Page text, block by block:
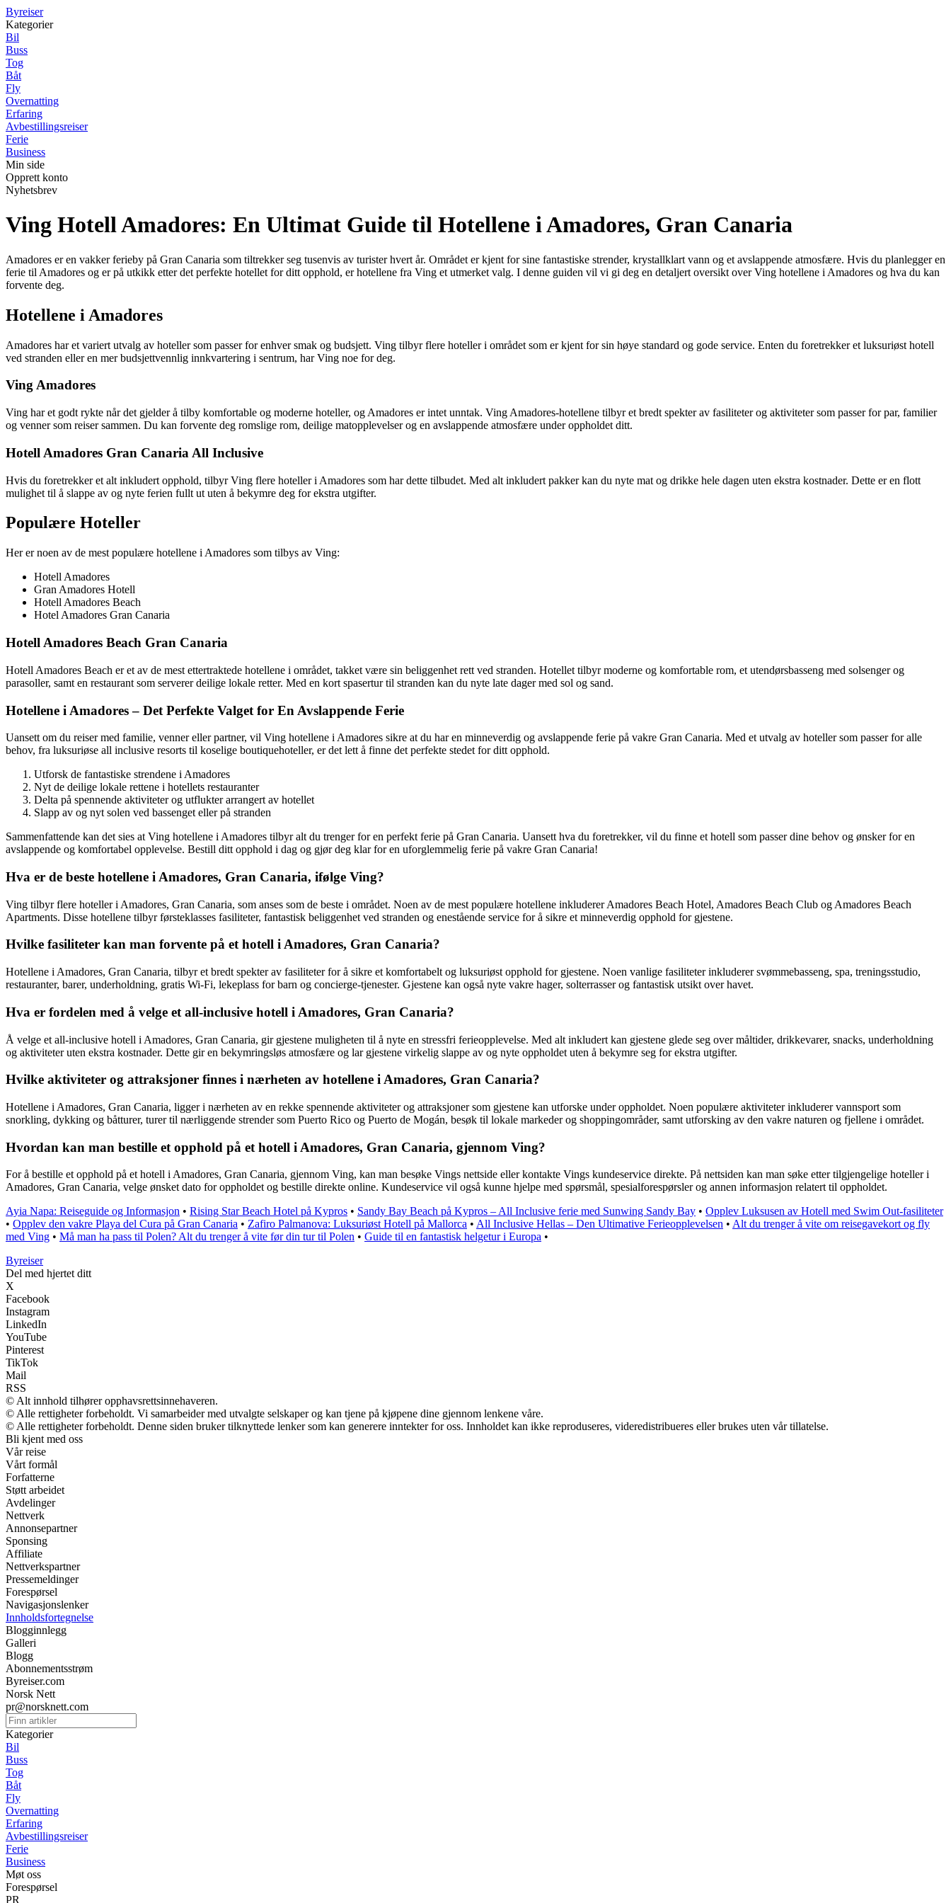
Byreiser
Kategorier
Bil
Buss
Tog
Båt
Fly
Overnatting
Erfaring
Avbestillingsreiser
Ferie
Business
Min side
Opprett konto
Nyhetsbrev
Ving Hotell Amadores: En Ultimat Guide til Hotellene i Amadores, Gran Canaria
Amadores er en vakker ferieby på Gran Canaria som tiltrekker seg tusenvis av turister hvert år. Området er kjent for sine fantastiske strender, krystallklart vann og et avslappende atmosfære. Hvis du planlegger en
ferie til Amadores og er på utkikk etter det perfekte hotellet for ditt opphold, er hotellene fra Ving et utmerket valg. I denne guiden vil vi gi deg en detaljert oversikt over Ving hotellene i Amadores og hva du kan
forvente deg.
Hotellene i Amadores
Amadores har et variert utvalg av hoteller som passer for enhver smak og budsjett. Ving tilbyr flere hoteller i området som er kjent for sin høye standard og gode service. Enten du foretrekker et luksuriøst hotell
ved stranden eller en mer budsjettvennlig innkvartering i sentrum, har Ving noe for deg.
Ving Amadores
Ving har et godt rykte når det gjelder å tilby komfortable og moderne hoteller, og Amadores er intet unntak. Ving Amadores-hotellene tilbyr et bredt spekter av fasiliteter og aktiviteter som passer for par, familier
og venner som reiser sammen. Du kan forvente deg romslige rom, deilige matopplevelser og en avslappende atmosfære under oppholdet ditt.
Hotell Amadores Gran Canaria All Inclusive
Hvis du foretrekker et alt inkludert opphold, tilbyr Ving flere hoteller i Amadores som har dette tilbudet. Med alt inkludert pakker kan du nyte mat og drikke hele dagen uten ekstra kostnader. Dette er en flott
mulighet til å slappe av og nyte ferien fullt ut uten å bekymre deg for ekstra utgifter.
Populære Hoteller
Her er noen av de mest populære hotellene i Amadores som tilbys av Ving:
Hotell Amadores
Gran Amadores Hotell
Hotell Amadores Beach
Hotel Amadores Gran Canaria
Hotell Amadores Beach Gran Canaria
Hotell Amadores Beach er et av de mest ettertraktede hotellene i området, takket være sin beliggenhet rett ved stranden. Hotellet tilbyr moderne og komfortable rom, et utendørsbasseng med solsenger og
parasoller, samt en restaurant som serverer deilige lokale retter. Med en kort spasertur til stranden kan du nyte late dager med sol og sand.
Hotellene i Amadores – Det Perfekte Valget for En Avslappende Ferie
Uansett om du reiser med familie, venner eller partner, vil Ving hotellene i Amadores sikre at du har en minneverdig og avslappende ferie på vakre Gran Canaria. Med et utvalg av hoteller som passer for alle
behov, fra luksuriøse all inclusive resorts til koselige boutiquehoteller, er det lett å finne det perfekte stedet for ditt opphold.
Utforsk de fantastiske strendene i Amadores
Nyt de deilige lokale rettene i hotellets restauranter
Delta på spennende aktiviteter og utflukter arrangert av hotellet
Slapp av og nyt solen ved bassenget eller på stranden
Sammenfattende kan det sies at Ving hotellene i Amadores tilbyr alt du trenger for en perfekt ferie på Gran Canaria. Uansett hva du foretrekker, vil du finne et hotell som passer dine behov og ønsker for en
avslappende og komfortabel opplevelse. Bestill ditt opphold i dag og gjør deg klar for en uforglemmelig ferie på vakre Gran Canaria!
Hva er de beste hotellene i Amadores, Gran Canaria, ifølge Ving?
Ving tilbyr flere hoteller i Amadores, Gran Canaria, som anses som de beste i området. Noen av de mest populære hotellene inkluderer Amadores Beach Hotel, Amadores Beach Club og Amadores Beach
Apartments. Disse hotellene tilbyr førsteklasses fasiliteter, fantastisk beliggenhet ved stranden og enestående service for å sikre et minneverdig opphold for gjestene.
Hvilke fasiliteter kan man forvente på et hotell i Amadores, Gran Canaria?
Hotellene i Amadores, Gran Canaria, tilbyr et bredt spekter av fasiliteter for å sikre et komfortabelt og luksuriøst opphold for gjestene. Noen vanlige fasiliteter inkluderer svømmebasseng, spa, treningsstudio,
restauranter, barer, underholdning, gratis Wi-Fi, lekeplass for barn og concierge-tjenester. Gjestene kan også nyte vakre hager, solterrasser og fantastisk utsikt over havet.
Hva er fordelen med å velge et all-inclusive hotell i Amadores, Gran Canaria?
Å velge et all-inclusive hotell i Amadores, Gran Canaria, gir gjestene muligheten til å nyte en stressfri ferieopplevelse. Med alt inkludert kan gjestene glede seg over måltider, drikkevarer, snacks, underholdning
og aktiviteter uten ekstra kostnader. Dette gir en bekymringsløs atmosfære og lar gjestene virkelig slappe av og nyte oppholdet uten å bekymre seg for ekstra utgifter.
Hvilke aktiviteter og attraksjoner finnes i nærheten av hotellene i Amadores, Gran Canaria?
Hotellene i Amadores, Gran Canaria, ligger i nærheten av en rekke spennende aktiviteter og attraksjoner som gjestene kan utforske under oppholdet. Noen populære aktiviteter inkluderer vannsport som
snorkling, dykking og båtturer, turer til nærliggende strender som Puerto Rico og Puerto de Mogán, besøk til lokale markeder og shoppingområder, samt utforsking av den vakre naturen og fjellene i området.
Hvordan kan man bestille et opphold på et hotell i Amadores, Gran Canaria, gjennom Ving?
For å bestille et opphold på et hotell i Amadores, Gran Canaria, gjennom Ving, kan man besøke Vings nettside eller kontakte Vings kundeservice direkte. På nettsiden kan man søke etter tilgjengelige hoteller i
Amadores, Gran Canaria, velge ønsket dato for oppholdet og bestille direkte online. Kundeservice vil også kunne hjelpe med spørsmål, spesialforespørsler og annen informasjon relatert til oppholdet.
Ayia Napa: Reiseguide og Informasjon • Rising Star Beach Hotel på Kypros • Sandy Bay Beach på Kypros – All Inclusive ferie med Sunwing Sandy Bay • Opplev Luksusen av Hotell med Swim Out-fasiliteter
• Opplev den vakre Playa del Cura på Gran Canaria • Zafiro Palmanova: Luksuriøst Hotell på Mallorca • All Inclusive Hellas – Den Ultimative Ferieopplevelsen • Alt du trenger å vite om reisegavekort og fly
med Ving • Må man ha pass til Polen? Alt du trenger å vite før din tur til Polen • Guide til en fantastisk helgetur i Europa •
Byreiser
Del med hjertet ditt
X
Facebook
Instagram
LinkedIn
YouTube
Pinterest
TikTok
Mail
RSS
© Alt innhold tilhører opphavsrettsinnehaveren.
© Alle rettigheter forbeholdt. Vi samarbeider med utvalgte selskaper og kan tjene på kjøpene dine gjennom lenkene våre.
© Alle rettigheter forbeholdt. Denne siden bruker tilknyttede lenker som kan generere inntekter for oss. Innholdet kan ikke reproduseres, videredistribueres eller brukes uten vår tillatelse.
Bli kjent med oss
Vår reise
Vårt formål
Forfatterne
Støtt arbeidet
Avdelinger
Nettverk
Annonsepartner
Sponsing
Affiliate
Nettverkspartner
Pressemeldinger
Forespørsel
Navigasjonslenker
Innholdsfortegnelse
Blogginnlegg
Galleri
Blogg
Abonnementsstrøm
Byreiser.com
Norsk Nett
pr@norsknett.com
Kategorier
Bil
Buss
Tog
Båt
Fly
Overnatting
Erfaring
Avbestillingsreiser
Ferie
Business
Møt oss
Forespørsel
PR